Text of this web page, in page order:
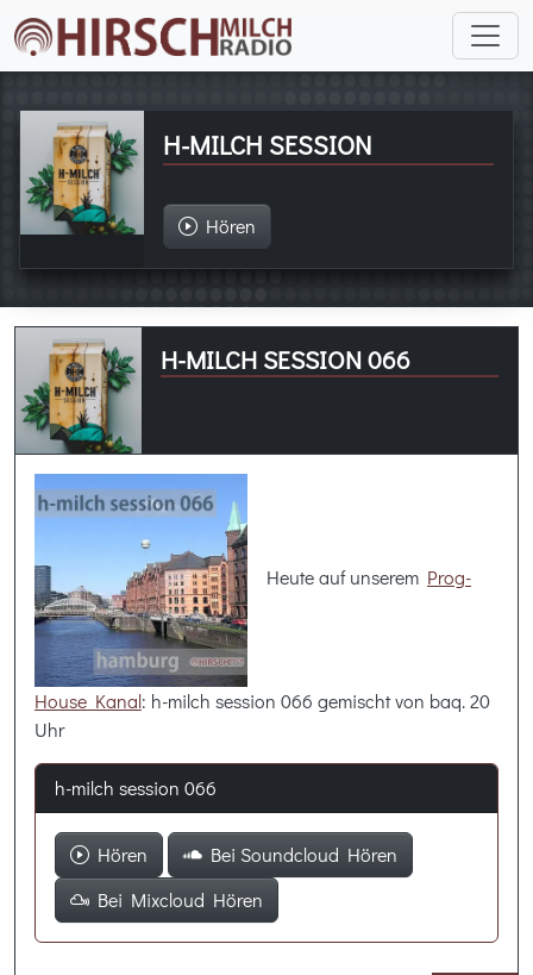
H-MILCH SESSION
Hören
H-MILCH SESSION 066
Heute auf unserem Prog-
House Kanal: h-milch session 066 gemischt von baq. 20
Uhr
h-milch session 066
Hören
Bei Soundcloud Hören
Bei Mixcloud Hören